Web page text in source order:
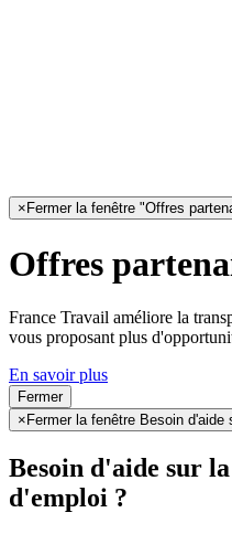
× Fermer la fenêtre "Offres
Offres
France Travail améliore la
vous proposant plus
En savoir plus
Fermer
× Fermer la fenêtre Besoin
Besoin d'aide sur
d'emploi ?